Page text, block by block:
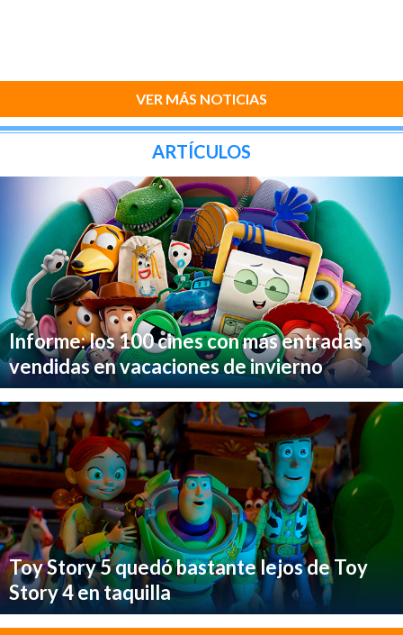
VER MÁS NOTICIAS
ARTÍCULOS
Informe: los 100 cines con más entradas
vendidas en vacaciones de invierno
Toy Story 5 quedó bastante lejos de Toy
Story 4 en taquilla